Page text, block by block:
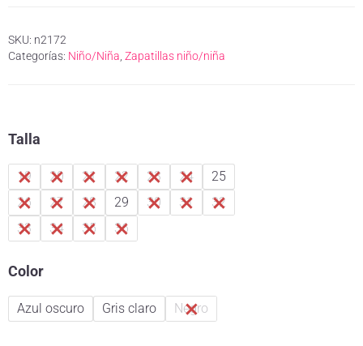
SKU: n2172
Categorías: Niño/Niña, Zapatillas niño/niña
Talla
19 20 21 22 23 24
25
26
27 28 29 30 31
32
33
34 35 36
Color
Azul oscuro Gris claro Negro